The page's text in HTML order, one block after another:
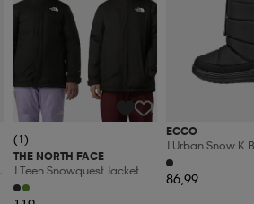
(1)
THE NORTH FACE
J Teen Snowquest Jacket
ECCO
J Urban Snow K
86,99